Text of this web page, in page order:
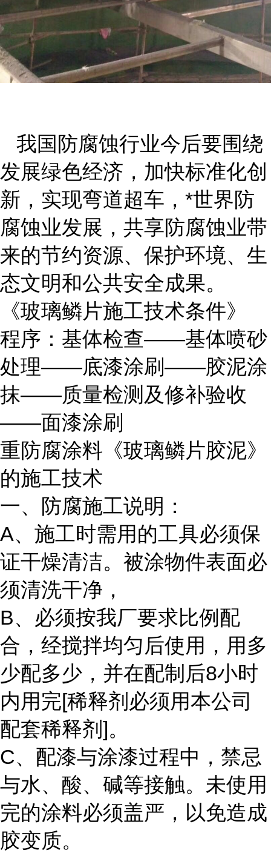
我国防腐蚀行业今后要围绕
发展绿色经济，加快标准化创
新，实现弯道超车，*世界防
腐蚀业发展，共享防腐蚀业带
来的节约资源、保护环境、生
态文明和公共安全成果。
《玻璃鳞片施工技术条件》
程序：基体检查——基体喷砂
处理——底漆涂刷——胶泥涂
抹——质量检测及修补验收
——面漆涂刷
重防腐涂料《玻璃鳞片胶泥》
的施工技术
一、防腐施工说明：
A、施工时需用的工具必须保
证干燥清洁。被涂物件表面必
须清洗干净，
B、必须按我厂要求比例配
合，经搅拌均匀后使用，用多
少配多少，并在配制后8小时
内用完[稀释剂必须用本公司
配套稀释剂]。
C、配漆与涂漆过程中，禁忌
与水、酸、碱等接触。未使用
完的涂料必须盖严，以免造成
胶变质。